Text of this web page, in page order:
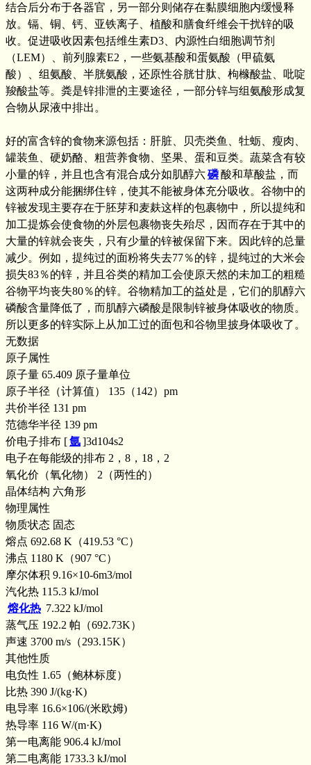
结合后分布于各器官，另一部分则储存在黏膜细胞内缓慢释
放。镉、铜、钙、亚铁离子、植酸和膳食纤维会干扰锌的吸
收。促进吸收因素包括维生素D3、内源性白细胞调节剂
（LEM）、前列腺素E2，一些氨基酸和蛋氨酸（甲硫氨
酸）、组氨酸、半胱氨酸，还原性谷胱甘肽、枸橼酸盐、吡啶
羧酸盐等。粪是锌排泄的主要途径，一部分锌与组氨酸形成复
合物从尿液中排出。
好的富含锌的食物来源包括：肝脏、贝壳类鱼、牡蛎、瘦肉、
罐装鱼、硬奶酪、粗营养食物、坚果、蛋和豆类。蔬菜含有较
小量的锌，并且也含有混合成分如肌醇六磷酸和草酸盐，而
这两种成分能捆绑住锌，使其不能被身体充分吸收。谷物中的
锌被发现主要存在于胚芽和麦麸这样的包裹物中，所以提纯和
加工提炼会使食物的外层包裹物丧失殆尽，因而存在于其中的
大量的锌就会丧失，只有少量的锌被保留下来。因此锌的总量
减少。例如，提纯过的面粉将失去77％的锌，提纯过的大米会
损失83％的锌，并且谷类的精加工会使原天然的未加工的粗糙
谷物平均丧失80％的锌。谷物精加工的益处是，它们的肌醇六
磷酸含量降低了，而肌醇六磷酸是限制锌被身体吸收的物质。
所以更多的锌实际上从加工过的面包和谷物里披身体吸收了。
无数据
原子属性
原子量 65.409 原子量单位
原子半径（计算值） 135（142）pm
共价半径 131 pm
范德华半径 139 pm
价电子排布 [氩]3d104s2
电子在每能级的排布 2，8，18，2
氧化价（氧化物） 2（两性的）
晶体结构 六角形
物理属性
物质状态 固态
熔点 692.68 K（419.53 °C）
沸点 1180 K（907 °C）
摩尔体积 9.16×10-6m3/mol
汽化热 115.3 kJ/mol
熔化热 7.322 kJ/mol
蒸气压 192.2 帕（692.73K）
声速 3700 m/s（293.15K）
其他性质
电负性 1.65（鲍林标度）
比热 390 J/(kg·K)
电导率 16.6×106/(米欧姆)
热导率 116 W/(m·K)
第一电离能 906.4 kJ/mol
第二电离能 1733.3 kJ/mol